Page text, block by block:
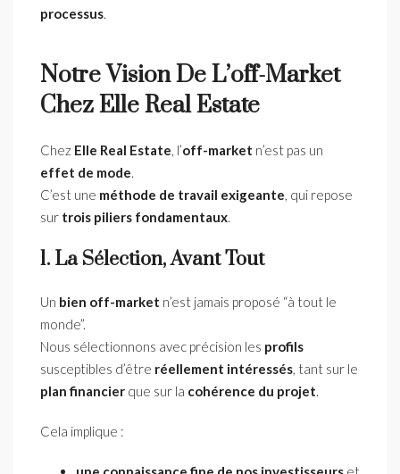
processus
Notre Vision De L’off-Market
Chez Elle Real Estate
Chez Elle Real Estate , l’off-market n’est pas un
effet de mode
C’est une méthode de travail exigeante , qui repose
sur trois piliers fondamentaux
1. La Sélection, Avant Tout
Un bien off-market n’est jamais proposé “à tout le
monde”.
Nous sélectionnons avec précision les profils
susceptibles d’être réellement intéressés , tant sur le
plan financier que sur la cohérence du projet
Cela implique :